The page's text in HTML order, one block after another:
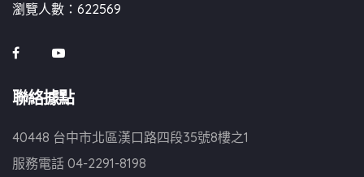
瀏覽人數：622569
聯絡據點
40448 台中市北區漢口路四段35號8樓之1
服務電話 04-2291-8198